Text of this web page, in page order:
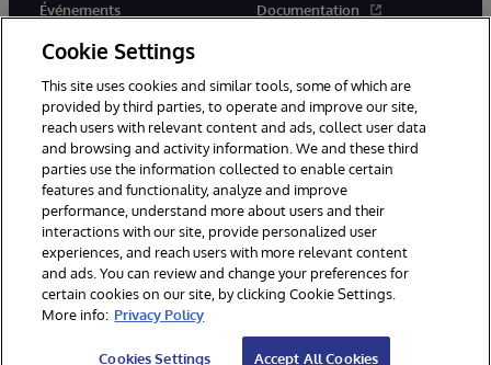
Événements
Rejoignez-nous
Documentation
© 1996-2026 InterSystems Corporation, Boston, MA. Tous droits
réservés.
Mentions légales
Déclaration de confidentialité d'InterSystems Corporation
Accessibilité
Cookie Settings
This site uses cookies and similar tools, some of which are
provided by third parties, to operate and improve our site,
reach users with relevant content and ads, collect user data
and browsing and activity information. We and these third
parties use the information collected to enable certain
features and functionality, analyze and improve
performance, understand more about users and their
interactions with our site, provide personalized user
experiences, and reach users with more relevant content
and ads. You can review and change your preferences for
certain cookies on our site, by clicking Cookie Settings.
More info: Privacy Policy
Cookies Settings Accept All Cookies